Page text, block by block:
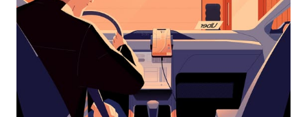
زر
الخروج
لإغلاق
التقويم.